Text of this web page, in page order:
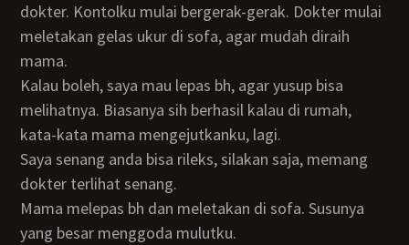
dokter. Kontolku mulai bergerak-gerak. Dokter mulai
meletakan gelas ukur di sofa, agar mudah diraih
mama.
Kalau boleh, saya mau lepas bh, agar yusup bisa
melihatnya. Biasanya sih berhasil kalau di rumah,
kata-kata mama mengejutkanku, lagi.
Saya senang anda bisa rileks, silakan saja, memang
dokter terlihat senang.
Mama melepas bh dan meletakan di sofa. Susunya
yang besar menggoda mulutku.